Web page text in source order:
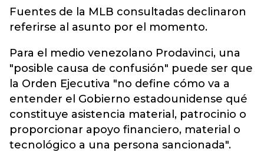
Fuentes de la MLB consultadas declinaron
referirse al asunto por el momento.
Para el medio venezolano Prodavinci, una
"posible causa de confusión" puede ser que
la Orden Ejecutiva "no define cómo va a
entender el Gobierno estadounidense qué
constituye asistencia material, patrocinio o
proporcionar apoyo financiero, material o
tecnológico a una persona sancionada".